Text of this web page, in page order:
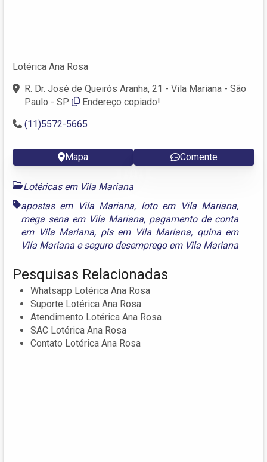
Lotérica Ana Rosa
R. Dr. José de Queirós Aranha, 21 - Vila Mariana - São
Paulo - SP
Endereço copiado!
(11)5572-5665
Mapa Comente
Lotéricas em Vila Mariana
apostas em Vila Mariana, loto em Vila Mariana,
mega sena em Vila Mariana, pagamento de conta
em Vila Mariana, pis em Vila Mariana, quina em
Vila Mariana eseguro desemprego em Vila Mariana
Pesquisas Relacionadas
Whatsapp Lotérica Ana Rosa
Suporte Lotérica Ana Rosa
Atendimento Lotérica Ana Rosa
SAC Lotérica Ana Rosa
Contato Lotérica Ana Rosa